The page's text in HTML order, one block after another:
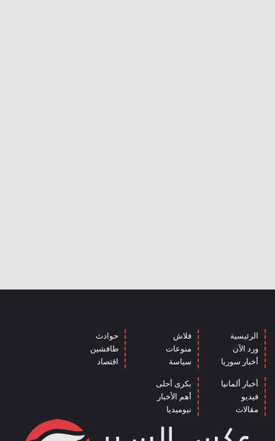
الرئيسية
ورد الآن
أخبار سوريا
فلاش
منوعات
سياسة
حوادث
طافشين
اقتصاد
أخبار ألمانيا
فيديو
مقالات
بكرى أحلى
أهم الأخبار
نيوميديا